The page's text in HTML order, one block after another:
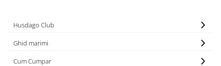
Husdago Club
Ghid marimi
Cum Cumpar